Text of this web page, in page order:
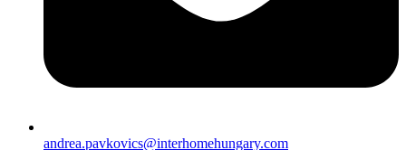
andrea.pavkovics@interhomehungary.com